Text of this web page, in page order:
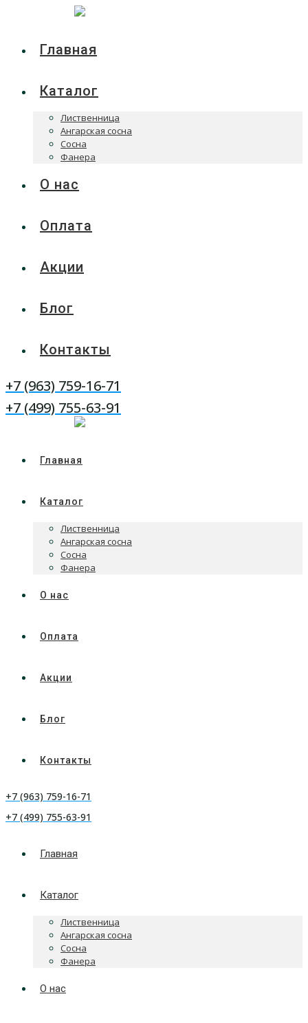
Главная
Каталог
Лиственница
Ангарская сосна
Сосна
Фанера
О нас
Оплата
Акции
Блог
Контакты
Telegram
WhatsApp
+7 (963) 759-16-71
+7 (499) 755-63-91
Главная
Каталог
Лиственница
Ангарская сосна
Сосна
Фанера
О нас
Оплата
Акции
Блог
Контакты
+7 (963) 759-16-71
+7 (499) 755-63-91
Главная
Каталог
Лиственница
Ангарская сосна
Сосна
Фанера
О нас